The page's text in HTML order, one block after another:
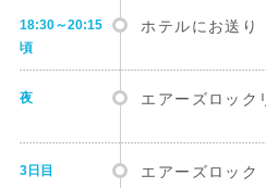
18:30～20:15
頃
ホテルにお送り
夜 エアーズロック
3日目 エアーズロッ